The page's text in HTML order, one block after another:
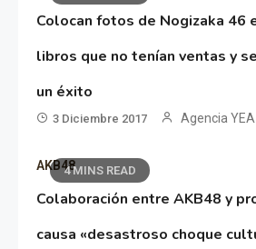
Colocan fotos de Nogizaka 46
libros que no tenían ventas y
un éxito
3 Diciembre 2017 Agencia YEA
4 MINS READ
AKB48
Colaboración entre AKB48 y
causa «desastroso choque